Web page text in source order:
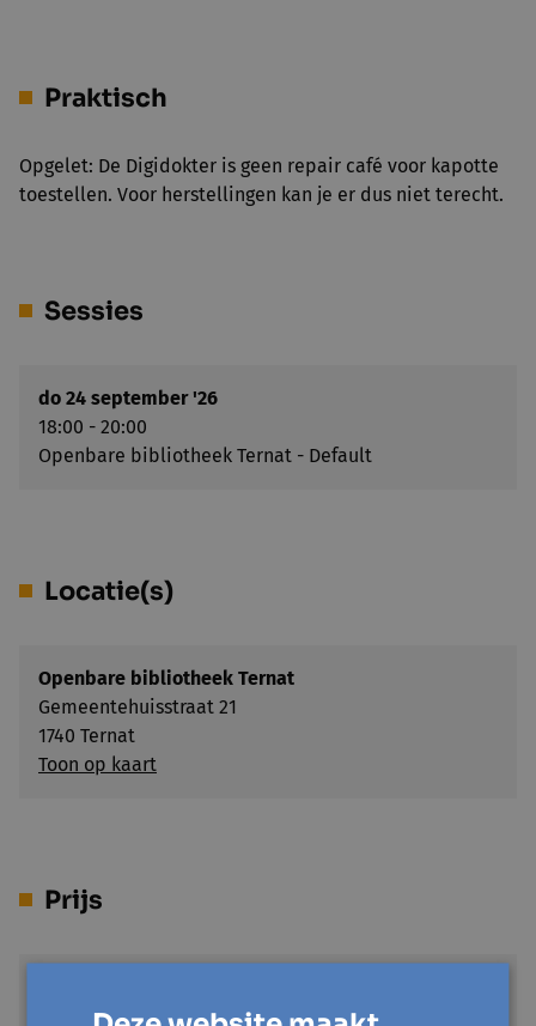
Praktisch
Opgelet: De Digidokter is geen repair café voor kapotte
toestellen. Voor herstellingen kan je er dus niet terecht.
Sessies
do 24 september '26
18:00 - 20:00
Openbare bibliotheek Ternat - Default
Locatie(s)
Openbare bibliotheek Ternat
Gemeentehuisstraat 21
1740 Ternat
Toon op kaart
Prijs